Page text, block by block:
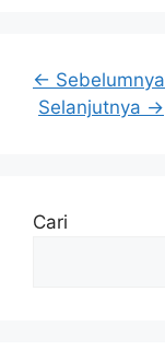
← Sebelumnya
Selanjutnya →
Cari